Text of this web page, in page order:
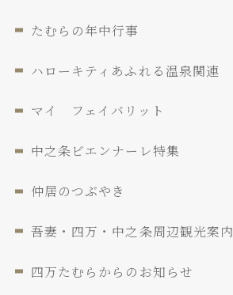
たむらの年中行事
ハローキティあふれる温泉関連
マイ フェイバリット
中之条ビエンナーレ特集
仲居のつぶやき
吾妻・四万・中之条周辺観光案内
四万たむらからのお知らせ